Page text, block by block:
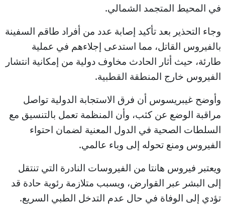
في المحيط المتجمد الشمالي.
وجاء التحذير بعد تأكيد إصابة عدد من أفراد طاقم السفينة
بالفيروس القاتل، مما استدعى إجلاءهم في عملية
طارئة، حيث أثار الحادث مخاوف دولية من إمكانية انتشار
الفيروس خارج المنطقة القطبية.
وأوضح غيبريسوس أن فرق الاستجابة الدولية تواصل
مراقبة الوضع عن كثب، وأن المنظمة تعمل بالتنسيق مع
السلطات الصحية في الدول المعنية لضمان احتواء
الفيروس ومنع تحوله إلى وباء عالمي.
ويعتبر فيروس هانتا من الفيروسات النادرة التي تنتقل
إلى البشر عبر القوارض، ويسبب متلازمة رئوية حادة قد
تؤدي إلى الوفاة في حال عدم التدخل الطبي السريع.